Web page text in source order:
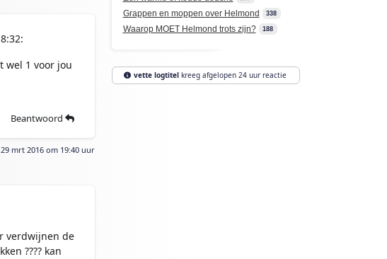
wel 1 voor jou
Beantwoord
mrt 2016 om 19:40 uur
verdwijnen de
???? kan
Grappen en moppen over Helmond 338
Waarop MOET Helmond trots zijn? 188
vette logtitelkreeg afgelopen 24 uur reactie